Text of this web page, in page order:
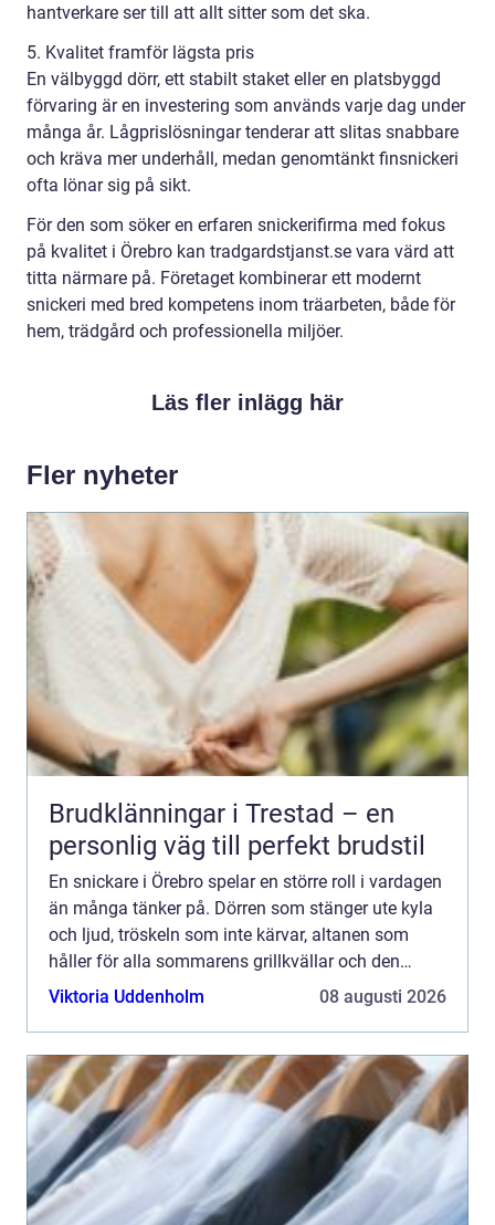
hantverkare ser till att allt sitter som det ska.
5. Kvalitet framför lägsta pris
En välbyggd dörr, ett stabilt staket eller en platsbyggd
förvaring är en investering som används varje dag under
många år. Lågprislösningar tenderar att slitas snabbare
och kräva mer underhåll, medan genomtänkt finsnickeri
ofta lönar sig på sikt.
För den som söker en erfaren snickerifirma med fokus
på kvalitet i Örebro kan tradgardstjanst.se vara värd att
titta närmare på. Företaget kombinerar ett modernt
snickeri med bred kompetens inom träarbeten, både för
hem, trädgård och professionella miljöer.
Läs fler inlägg här
Fler nyheter
Brudklänningar i Trestad – en
personlig väg till perfekt brudstil
En snickare i Örebro spelar en större roll i vardagen
än många tänker på. Dörren som stänger ute kyla
och ljud, tröskeln som inte kärvar, altanen som
håller för alla sommarens grillkvällar och den
specialbyggda förvaringen som faktiskt rymmer
Viktoria Uddenholm 08 augusti 2026